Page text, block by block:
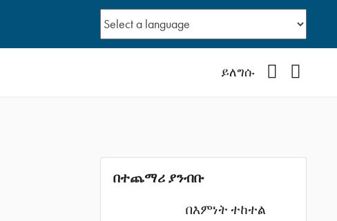
ይለግሱ
በተጨማሪ ያንብቡ
በእምነት ተከተል